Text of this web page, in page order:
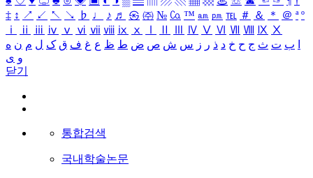
‡ ↕ ↗ ↙ ↖ ↘ ♭ ♩ ♪ ♬ ㉿ ㈜ № ㏇ ™ ㏂ ㏘ ℡ ＃ ＆ ＊ ＠ ª º
ⅰ
ⅱ ⅲ ⅳ ⅴ ⅵ ⅶ ⅷ ⅸ ⅹ Ⅳ Ⅴ Ⅵ Ⅶ Ⅷ Ⅸ Ⅹ
ب ت ث ج ح خ د ذ ر ز س ش ص ض ط ظ ع غ ف ق ک ل م ن ه
و ی
닫기
통합검색
국내학술논문